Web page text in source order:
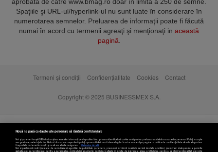
Spaţiile şi URL-ul/hyperlink-ul nu sunt luate în considerare în
numerotarea semnelor. Preluarea de informaţii poate fi făcută
numai în acord cu termenii agreaţi şi menţionaţi in această
pagină
Termeni și condiții Confidențialitate Cookies Contact
Copyright © 2025 BUSINESSMEX S.A.
Nouă ne pasă ca datele tale personale să rămână confidențiale
Noi și partenerii noștri589stocăm și/sau accesăm informații pe dispozitivul dvs., precum identificatorii cookie unici pentru prelucrarea datelor cu caracter personal. Puteți accepta
sau gestiona preferințele dvs. făcând clic mai jos, respectiv vă puteți opune utilizării unui interes legitim în orice moment pe pagina cu politica de confidențialitate. Aceste alegeri vor
fi raportate partenerilor noștri și nu vă vor afecta navigarea.
Mai multe detalii
Noi si partenerii nostri (retelele de socializare si agentiile de publicitate partenere, precum si furnizorii nostri de servicii de date analitice) prelucram date pentru a permite
website-ului sa functioneze, pentru a personaliza continutul si anunturile publicitare afisate in functie de interesele si/sau profilul dvs., pentru a va oferi functionalitati aferente